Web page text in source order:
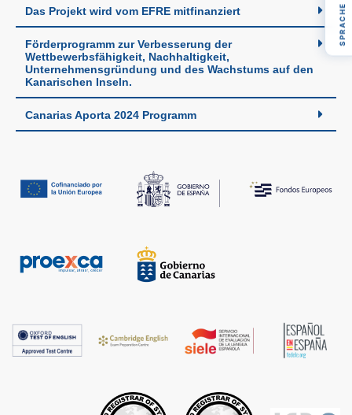
Das Projekt wird vom EFRE mitfinanziert
Förderprogramm zur Verbesserung der
Wettbewerbsfähigkeit, Nachhaltigkeit,
Unternehmensgründung und des Wachstums auf den
Kanarischen Inseln.
Canarias Aporta 2024 Programm
SPRACHE